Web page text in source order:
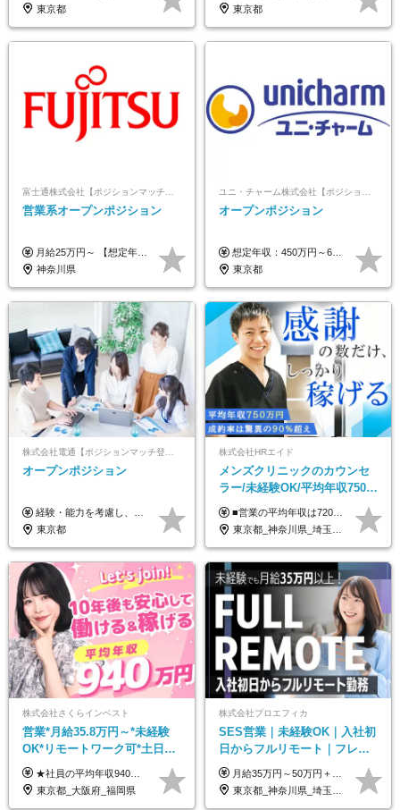
東京都
東京都
営業系オープンポジション
月給25万円～ 【想定年収】 400万円～1000万円（残業代及び諸手当込） ※ご経験、前年収、ご年齢に応じて決定します。
神奈川県
オープンポジション
想定年収：450万円～650万円 ※経験・能力を考慮の上、規定により優遇いたします ※試用期間6ヵ月（その間の給与・待遇に変動はありません）
東京都
株式会社電通【ポジションマッチ登録】
オープンポジション
経験・能力を考慮し、当社規定により決定します。 ▼参考情報 ------------ 年収イメージ：500万～1500万
東京都
株式会社HRエイド
メンズクリニックのカウンセ
ラー/未経験OK/平均年収750万
円/4人に1人が年収1000万円超
え/成約率90％
■営業の平均年収は720万円！ ■4人に1人が年収1000万円超え 月給27万円～100万円+インセンティブ(平均月20～40万円程) ＜インセンティブ制度について＞ 当社では創業以来、頑張ったらその分稼げる環境づくりに注力。カウンセラー部署では、個人の成約金額・チームの成果・事業部の売上利益を掛け合わせる新しいインセンティブ制度を導入しました。あなたの頑張り次第で毎月高インセンティブが実現できる体制です！ ※上記金額には固定残業代（35,500円以上～・30時間分）が含まれます。時間超過分は追加支給します。 ※試用期間3か月あり。研修期間3か月中は、月給25万円～30万円になります。(固定残業代：35,500円～・23h分を含む) ※インセンティブの一部は、研修期間中から支給されます。その他待遇の差異はありません。
東京都_神奈川県_埼玉県_千葉県_大阪府_愛知県_北海道_宮城県_栃木県_群馬県_静岡県_兵庫県_京都府_岡山県_熊本県
株式会社さくらインベスト
営業*月給35.8万円～*未経験
OK*リモートワーク可*土日祝
休み*年休123日以上*転職者全
員が収入UP
★社員の平均年収940万円（※2025年11月時点） ★転職者は全員収入アップを実現 ★入社半年で昇給した実績あり！ 【営業未経験】 月給35万8,000円～（固定残業代含む）＋インセンティブ ＋賞与年2回 【管理職候補】 月給40万円～100万円＋インセンティブ＋賞与年2回 ※固定残業代は、時間外労働の有無にかかわらず月25時間分（月5万8,000円～）を支給します。 ※上記を超える時間外労働分は、別途追加で支給します。 ＼月給額が高い理由について／ 当社が扱うのは、1件あたり100万円以上となる高単価な金融商品です。 そのため月給ベースも高く設定して社員に還元しています。 ＜試用期間中の給与＞※営業未経験の方 試用期間2カ月あり。 月給25万円＋営業手当5万円（資格取得後より日割り支給） ※残業代は別途全額支給します。 ※その他の待遇に差異はありません。 ★時短勤務も可能です ・7時間勤務：月給26万2,500円～＋インセンティブ＋賞与（年2回） ・6時間勤務：月給24万円～＋インセンティブ＋賞与（年2回） （時短勤務例）9:00-16:00、10:00-17:00など
東京都_大阪府_福岡県
株式会社プロエフィカ
SES営業｜未経験OK｜入社初
日からフルリモート｜フレッ
クス可｜残業月平均10h以下｜
事業立ち上げメンバー
月給35万円～50万円＋交通費 ◎経験やスキルを考慮し、最大限優遇します ◎上記月給は固定残業代月40時間分(月10万9,375～)を含みます。残業時間が超過した場合はその分追加支給します ◎試用期間6カ月あり(給与や待遇は同じです)
東京都_神奈川県_埼玉県_千葉県_大阪府_愛知県_北海道_青森県_岩手県_宮城県_秋田県_山形県_福島県_茨城県_栃木県_群馬県_新潟県_山梨県_長野県_富山県_石川県_福井県_静岡県_岐阜県_三重県_兵庫県_京都府_滋賀県_奈良県_和歌山県_広島県_岡山県_鳥取県_島根県_山口県_徳島県_香川県_愛媛県_高知県_福岡県_熊本県_佐賀県_長崎県_大分県_宮崎県_鹿児島県_沖縄県